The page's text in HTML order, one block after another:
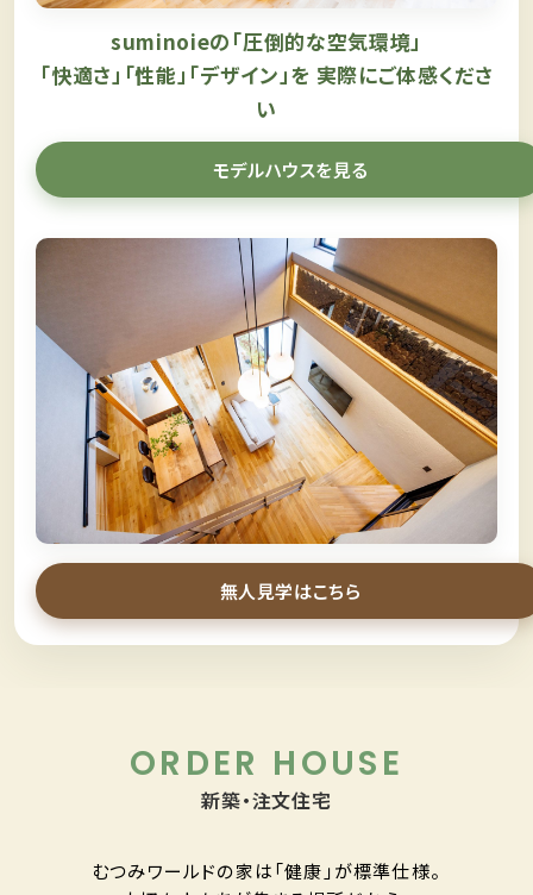
suminoieの「圧倒的な空気環境」
「快適さ」「性能」「デザイン」を 実際にご体感くださ
い
モデルハウスを見る
無人見学無人見学はこちら
ORDER HOUSE
新築・注文住宅
むつみワールドの家は「健康」が標準仕様。